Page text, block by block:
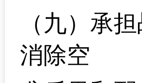
（九）承
消除空